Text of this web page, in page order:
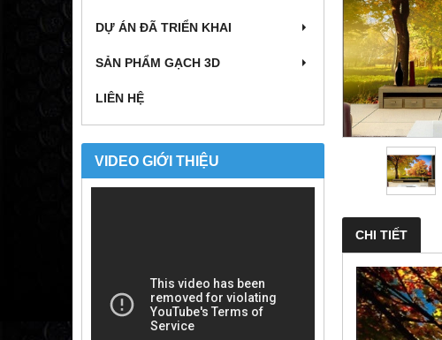
DỰ ÁN ĐÃ TRIỂN KHAI
SẢN PHẨM GẠCH 3D
LIÊN HỆ
VIDEO GIỚI THIỆU
CHI TIẾT